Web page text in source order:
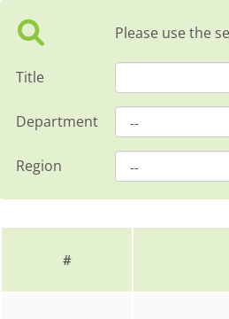
Please use the
Title
Department
Region
#